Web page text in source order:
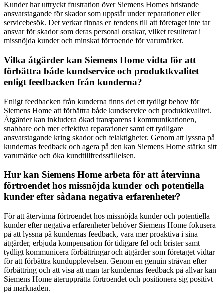
Kunder har uttryckt frustration över Siemens Homes bristande
ansvarstagande för skador som uppstår under reparationer eller
servicebesök. Det verkar finnas en tendens till att företaget inte tar
ansvar för skador som deras personal orsakar, vilket resulterar i
missnöjda kunder och minskat förtroende för varumärket.
Vilka åtgärder kan Siemens Home vidta för att
förbättra både kundservice och produktkvalitet
enligt feedbacken från kunderna?
Enligt feedbacken från kunderna finns det ett tydligt behov för
Siemens Home att förbättra både kundservice och produktkvalitet.
Åtgärder kan inkludera ökad transparens i kommunikationen,
snabbare och mer effektiva reparationer samt ett tydligare
ansvarstagande kring skador och felaktigheter. Genom att lyssna på
kundernas feedback och agera på den kan Siemens Home stärka sitt
varumärke och öka kundtillfredsställelsen.
Hur kan Siemens Home arbeta för att återvinna
förtroendet hos missnöjda kunder och potentiella
kunder efter sådana negativa erfarenheter?
För att återvinna förtroendet hos missnöjda kunder och potentiella
kunder efter negativa erfarenheter behöver Siemens Home fokusera
på att lyssna på kundernas feedback, vara mer proaktiva i sina
åtgärder, erbjuda kompensation för tidigare fel och brister samt
tydligt kommunicera förbättringar och åtgärder som företaget vidtar
för att förbättra kundupplevelsen. Genom en genuin strävan efter
förbättring och att visa att man tar kundernas feedback på allvar kan
Siemens Home återupprätta förtroendet och positionera sig positivt
på marknaden.